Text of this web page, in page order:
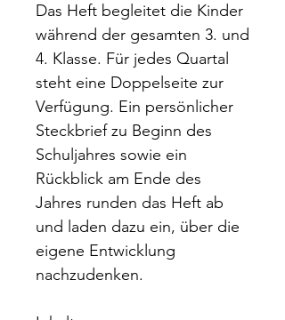
Das Heft begleitet die Kinder
während der gesamten 3. und
4. Klasse. Für jedes Quartal
steht eine Doppelseite zur
Verfügung. Ein persönlicher
Steckbrief zu Beginn des
Schuljahres sowie ein
Rückblick am Ende des
Jahres runden das Heft ab
und laden dazu ein, über die
eigene Entwicklung
nachzudenken.